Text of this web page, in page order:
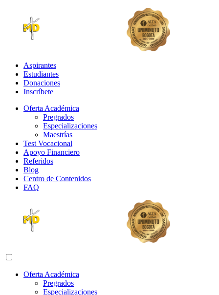
Aspirantes
Estudiantes
Donaciones
Inscríbete
Oferta Académica
Pregrados
Especializaciones
Maestrías
Test Vocacional
Apoyo Financiero
Referidos
Blog
Centro de Contenidos
FAQ
Abrir menú de navegación
Oferta Académica
Pregrados
Especializaciones